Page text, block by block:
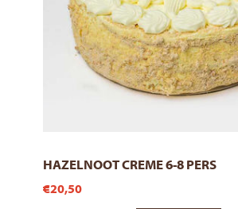
HAZELNOOT CREME 6-8 PERS
€20,50